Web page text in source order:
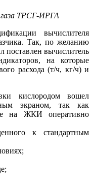
газа ТРСГ-ИРГА
вычислителя
Так, по желанию
поставлен вычислитель
на которые
расхода (т/ч, кг/ч) и
кислородом вошел
экраном, так как
на ЖКИ оперативно
к стандартным